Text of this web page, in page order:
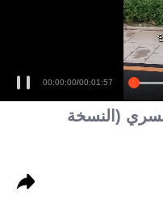
00:00:00/00:01:57
(النسخة